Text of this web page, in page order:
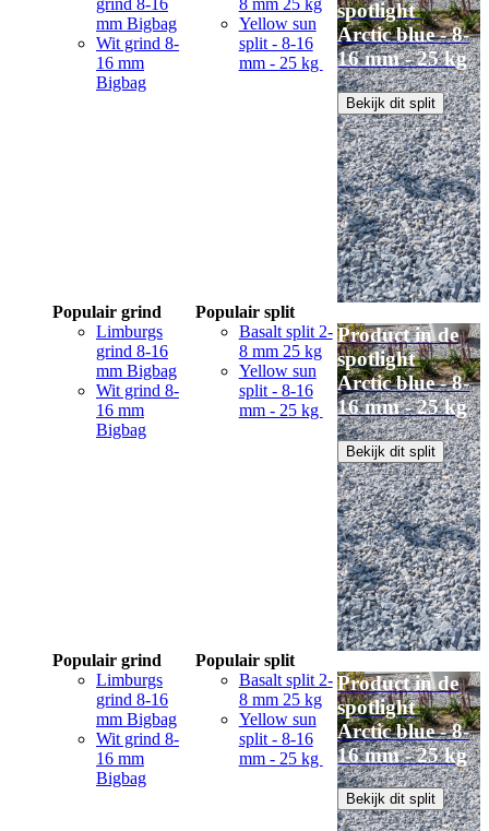
mm Bigbag
Wit grind 8-
16 mm
Bigbag
Yellow sun
split - 8-16
mm - 25 kg
spotlight
Arctic blue - 8-
16 mm - 25 kg
Bekijk dit split
Populair grind
Limburgs
grind 8-16
mm Bigbag
Wit grind 8-
16 mm
Bigbag
Populair split
Basalt split 2-
8 mm 25 kg
Yellow sun
split - 8-16
mm - 25 kg
Product in de
spotlight
Arctic blue - 8-
16 mm - 25 kg
Bekijk dit split
Populair grind
Limburgs
grind 8-16
mm Bigbag
Wit grind 8-
16 mm
Bigbag
Populair split
Basalt split 2-
8 mm 25 kg
Yellow sun
split - 8-16
mm - 25 kg
Product in de
spotlight
Arctic blue - 8-
16 mm - 25 kg
Bekijk dit split